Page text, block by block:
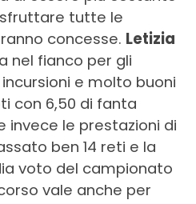
tutte le
concesse. Letizia
nel fianco per gli
e molto buoni
con 6,50 di fanta
invece le prestazioni di
ben 14 reti e la
voto del campionato
vale anche per